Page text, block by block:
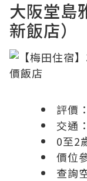
大阪堂島
新飯店）
評價
交通
0至2
價位
查詢